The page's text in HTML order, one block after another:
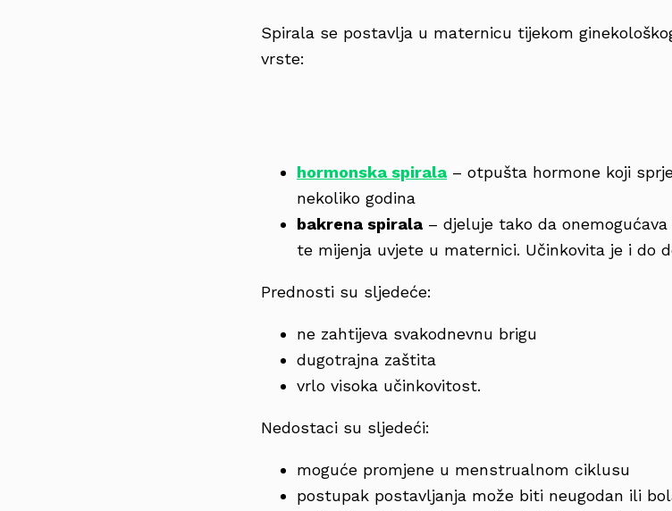
Spirala se postavlja u maternicu tijekom
vrste:
hormonska spirala – otpušta hormone koji
nekoliko godina
bakrena spirala – djeluje tako da
te mijenja uvjete u maternici. Učinkovita je i do
Prednosti su sljedeće:
ne zahtijeva svakodnevnu brigu
dugotrajna zaštita
vrlo visoka učinkovitost.
Nedostaci su sljedeći:
moguće promjene u menstrualnom ciklusu
postupak postavljanja može biti neugodan ili